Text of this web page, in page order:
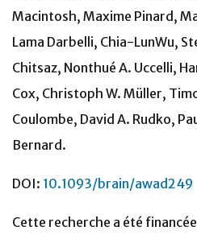
Macintosh, Maxime Pinard,
Lama Darbelli, Chia-LunWu,
Chitsaz, Nonthué A. Uccelli,
Cox, Christoph W. Müller,
Coulombe, David A. Rudko,
Bernard.
DOI: 10.1093/brain/awad249
Cette recherche a été